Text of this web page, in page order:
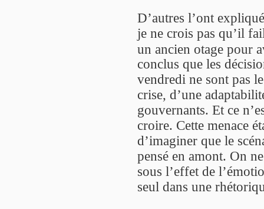
D’autres l’ont
je ne crois pas qu’il
un ancien otage pour
conclus que les
vendredi ne sont pas
crise, d’une
gouvernants. Et ce
croire. Cette menace
d’imaginer que le
pensé en amont. On
sous l’effet de
seul dans une